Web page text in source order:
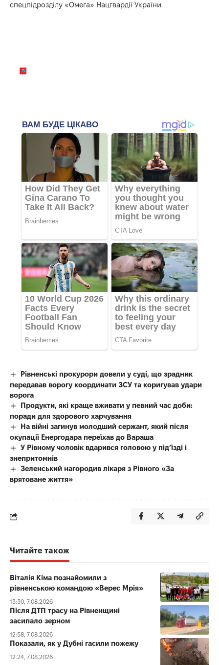
спецпідрозділу «Омега» Нацгвардії України.
Рівненські прокурори довели у суді, що зрадник
передавав ворогу координати ЗСУ та коригував удари
ворога
Продукти, які краще вживати у певний час доби:
поради для здорового харчування
На війні загинув молодший сержант, який після
окупації Енергодара переїхав до Вараша
У Рівному чоловік вдарився головою у під’їзді і
знепритомнів
Зеленський нагородив лікаря з Рівного «За
врятоване життя»
Читайте також
Віталія Кіма познайомили з
рівненською командою «Верес Мрія»
13:30, 7.08.2026
Після ДТП трасу на Рівненщині
засипало зерном
12:58, 7.08.2026
Показали, як у Дубні гасили пожежу
12:24, 7.08.2026